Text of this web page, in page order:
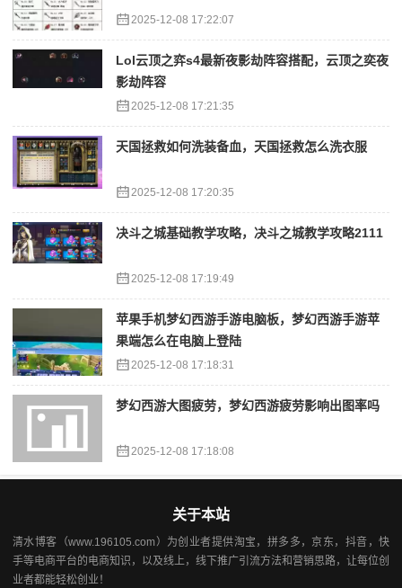
2025-12-08 17:22:07
Lol云顶之弈s4最新夜影劫阵容搭配，云顶之奕夜
影劫阵容
2025-12-08 17:21:35
天国拯救如何洗装备血，天国拯救怎么洗衣服
2025-12-08 17:20:35
决斗之城基础教学攻略，决斗之城教学攻略2111
2025-12-08 17:19:49
苹果手机梦幻西游手游电脑板，梦幻西游手游苹
果端怎么在电脑上登陆
2025-12-08 17:18:31
梦幻西游大图疲劳，梦幻西游疲劳影响出图率吗
2025-12-08 17:18:08
关于本站
清水博客（www.196105.com）为创业者提供淘宝，拼多多，京东，抖音，快
手等电商平台的电商知识，以及线上，线下推广引流方法和营销思路，让每位创
业者都能轻松创业！